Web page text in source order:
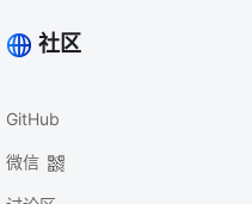
社区
GitHub
微信